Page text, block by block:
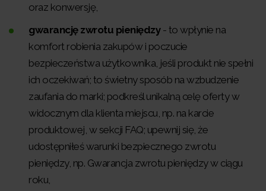
oraz konwersję,
gwarancję zwrotu pieniędzy- to wpłynie na
komfort robienia zakupów i poczucie
bezpieczeństwa użytkownika, jeśli produkt nie spełni
ich oczekiwań; to świetny sposób na wzbudzenie
zaufania do marki; podkreśl unikalną celę oferty w
widocznym dla klienta miejscu, np. na karcie
produktowej, w sekcji FAQ; upewnij się, że
udostępniłeś warunki bezpiecznego zwrotu
pieniędzy, np. Gwarancja zwrotu pieniędzy w ciągu
roku,